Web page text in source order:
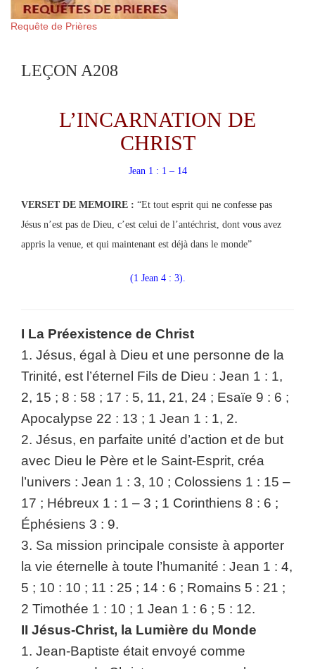
Requête de Prières
LEÇON A208
L’INCARNATION DE
CHRIST
Jean 1 : 1 – 14
VERSET DE MEMOIRE : “Et tout esprit qui ne confesse pas
Jésus n’est pas de Dieu, c’est celui de l’antéchrist, dont vous avez
appris la venue, et qui maintenant est déjà dans le monde”
(1 Jean 4 : 3).
I La Préexistence de Christ
1. Jésus, égal à Dieu et une personne de la
Trinité, est l’éternel Fils de Dieu : Jean 1 : 1,
2, 15 ; 8 : 58 ; 17 : 5, 11, 21, 24 ; Esaïe 9 : 6 ;
Apocalypse 22 : 13 ; 1 Jean 1 : 1, 2.
2. Jésus, en parfaite unité d’action et de but
avec Dieu le Père et le Saint-Esprit, créa
l’univers : Jean 1 : 3, 10 ; Colossiens 1 : 15 –
17 ; Hébreux 1 : 1 – 3 ; 1 Corinthiens 8 : 6 ;
Éphésiens 3 : 9.
3. Sa mission principale consiste à apporter
la vie éternelle à toute l’humanité : Jean 1 : 4,
5 ; 10 : 10 ; 11 : 25 ; 14 : 6 ; Romains 5 : 21 ;
2 Timothée 1 : 10 ; 1 Jean 1 : 6 ; 5 : 12.
II Jésus-Christ, la Lumière du Monde
1. Jean-Baptiste était envoyé comme